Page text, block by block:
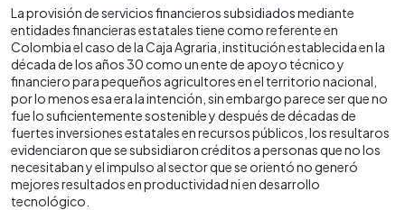
La provisión de servicios financieros subsidiados mediante
entidades financieras estatales tiene como referente en
Colombia el caso de la Caja Agraria, institución establecida en la
década de los años 30 como un ente de apoyo técnico y
financiero para pequeños agricultores en el territorio nacional,
por lo menos esa era la intención, sin embargo parece ser que no
fue lo suficientemente sostenible y después de décadas de
fuertes inversiones estatales en recursos públicos, los resultaros
evidenciaron que se subsidiaron créditos a personas que no los
necesitaban y el impulso al sector que se orientó no generó
mejores resultados en productividad ni en desarrollo
tecnológico.